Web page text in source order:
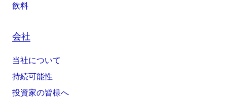
飲料
会社
当社について
持続可能性
投資家の皆様へ